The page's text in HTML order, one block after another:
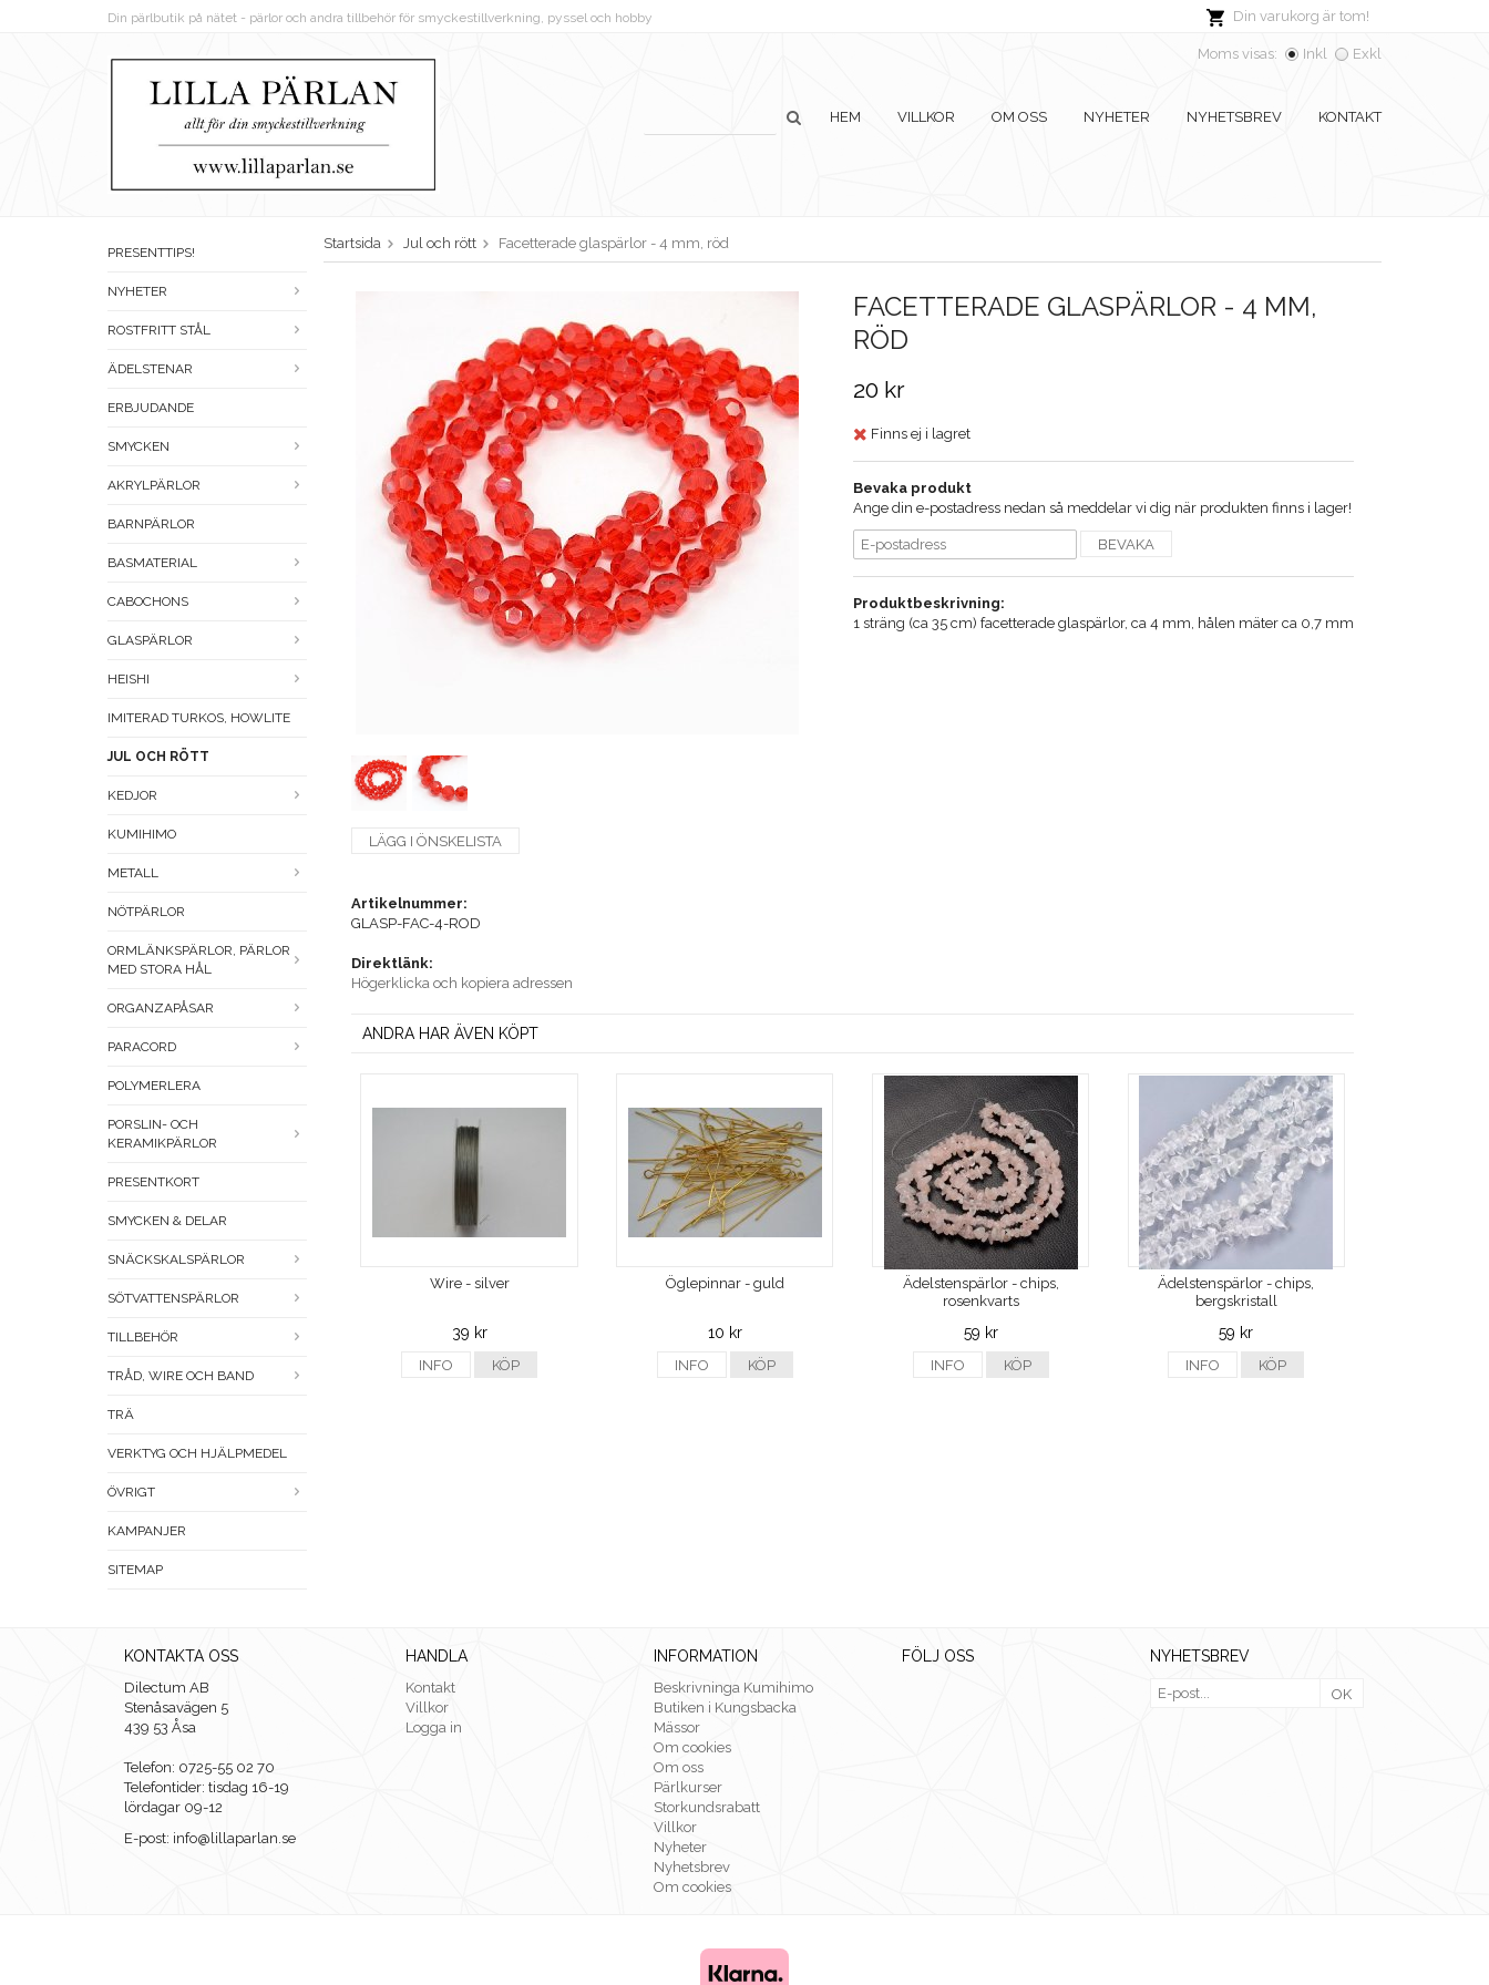
Din varukorg är tom!
Din pärlbutik på nätet - pärlor och andra tillbehör för smyckestillverkning, pyssel och hobby
Moms visas: Inkl Exkl
HEM VILLKOR OM OSS NYHETER NYHETSBREV KONTAKT
PRESENTTIPS!
NYHETER
ROSTFRITT STÅL
ÄDELSTENAR
ERBJUDANDE
SMYCKEN
AKRYLPÄRLOR
BARNPÄRLOR
BASMATERIAL
CABOCHONS
GLASPÄRLOR
HEISHI
IMITERAD TURKOS, HOWLITE
JUL OCH RÖTT
KEDJOR
KUMIHIMO
METALL
NÖTPÄRLOR
ORMLÄNKSPÄRLOR, PÄRLOR
MED STORA HÅL
ORGANZAPÅSAR
PARACORD
POLYMERLERA
PORSLIN- OCH
KERAMIKPÄRLOR
PRESENTKORT
SMYCKEN & DELAR
SNÄCKSKALSPÄRLOR
SÖTVATTENSPÄRLOR
TILLBEHÖR
TRÅD, WIRE OCH BAND
TRÄ
VERKTYG OCH HJÄLPMEDEL
ÖVRIGT
KAMPANJER
SITEMAP
Startsida Jul och rött Facetterade glaspärlor - 4 mm, röd
FACETTERADE GLASPÄRLOR - 4 MM,
RÖD
20 kr
Finns ej i lagret
Bevaka produkt
Ange din e-postadress nedan så meddelar vi dig när produkten finns i lager!
BEVAKA
Produktbeskrivning:
1 sträng (ca 35 cm) facetterade glaspärlor, ca 4 mm, hålen mäter ca 0,7 mm
LÄGG I ÖNSKELISTA
Artikelnummer:
GLASP-FAC-4-ROD
Direktlänk:
Högerklicka och kopiera adressen
ANDRA HAR ÄVEN KÖPT
Wire - silver
39 kr
INFO KÖP
Öglepinnar - guld
10 kr
INFO KÖP
Ädelstenspärlor - chips,
rosenkvarts
59 kr
INFO KÖP
Ädelstenspärlor - chips,
bergskristall
59 kr
INFO KÖP
KONTAKTA OSS
Dilectum AB
Stenåsavägen 5
439 53 Åsa
Telefon: 0725-55 02 70
Telefontider: tisdag 16-19
lördagar 09-12
E-post: info@lillaparlan.se
HANDLA
Kontakt
Villkor
Logga in
INFORMATION
Beskrivninga Kumihimo
Butiken i Kungsbacka
Mässor
Om cookies
Om oss
Pärlkurser
Storkundsrabatt
Villkor
Nyheter
Nyhetsbrev
Om cookies
FÖLJ OSS NYHETSBREV
OK